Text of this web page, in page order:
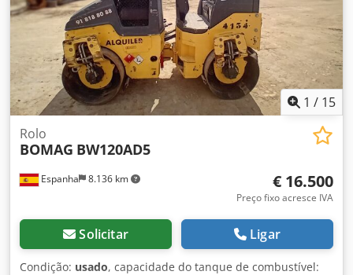
1 / 15
Espanha 8.136 km
Rolo
BOMAG BW120AD5
€ 16.500
Preço fixo acresce IVA
Solicitar Ligar
Condição: usado, capacidade do tanque de combustível: